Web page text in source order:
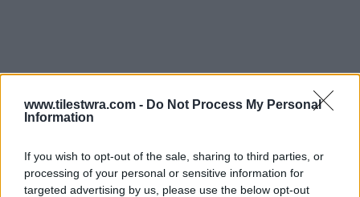
www.tilestwra.com - Do Not Process My Personal
Information
If you wish to opt-out of the sale, sharing to third parties, or
processing of your personal or sensitive information for
targeted advertising by us, please use the below opt-out